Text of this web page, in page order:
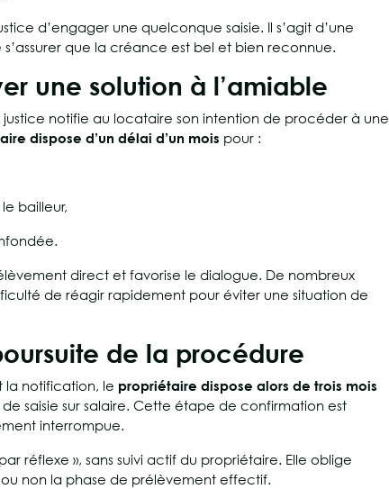
d’engager une quelconque saisie. Il s’agit d’une
que la créance est bel et bien reconnue.
une solution à l’amiable
notifie au locataire son intention de procéder à une
dispose d’un délai d’un mois pour :
bailleur,
direct et favorise le dialogue. De nombreux
de réagir rapidement pour éviter une situation de
de la procédure
la notification, le propriétaire dispose alors de trois mois
saisie sur salaire. Cette étape de confirmation est
interrompue.
réflexe », sans suivi actif du propriétaire. Elle oblige
non la phase de prélèvement effectif.